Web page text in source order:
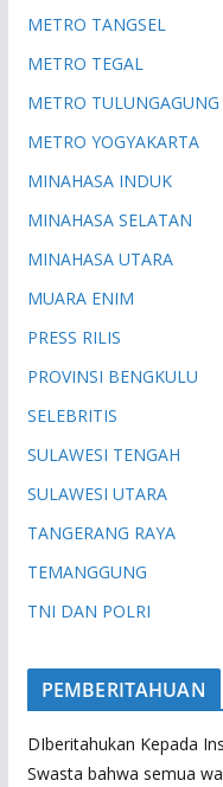
METRO TANGSEL
METRO TEGAL
METRO TULUNGAGUNG
METRO YOGYAKARTA
MINAHASA INDUK
MINAHASA SELATAN
MINAHASA UTARA
MUARA ENIM
PRESS RILIS
PROVINSI BENGKULU
SELEBRITIS
SULAWESI TENGAH
SULAWESI UTARA
TANGERANG RAYA
TEMANGGUNG
TNI DAN POLRI
PEMBERITAHUAN
DIberitahukan Kepada
Swasta bahwa semua